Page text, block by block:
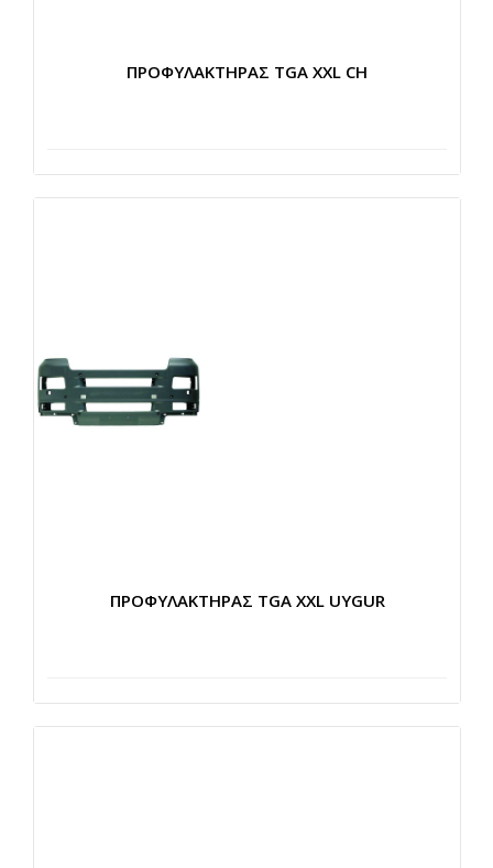
ΠΡΟΦΥΛΑΚΤΗΡΑΣ TGA XXL CH
ΠΡΟΦΥΛΑΚΤΗΡΑΣ TGA XXL UYGUR